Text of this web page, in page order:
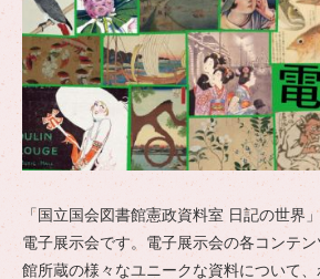
「国立国会図書館憲政資料室 日記の世界
電子展示会です。電子展示会の各コンテ
館所蔵の様々なユニークな資料について